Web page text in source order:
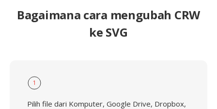
Bagaimana cara mengubah CRW
ke SVG
1
Pilih file dari Komputer, Google Drive, Dropbox,